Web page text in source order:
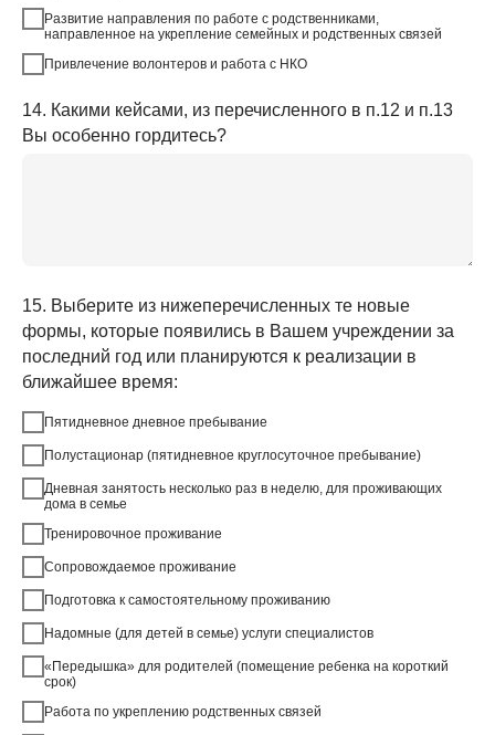
Развитие направления по работе с родственниками,
направленное на укрепление семейных и родственных связей
Привлечение волонтеров и работа с НКО
14. Какими кейсами, из перечисленного в п.12 и п.13
Вы особенно гордитесь?
15. Выберите из нижеперечисленных те новые
формы, которые появились в Вашем учреждении за
последний год или планируются к реализации в
ближайшее время:
Пятидневное дневное пребывание
Полустационар (пятидневное круглосуточное пребывание)
Дневная занятость несколько раз в неделю, для проживающих
дома в семье
Тренировочное проживание
Сопровождаемое проживание
Подготовка к самостоятельному проживанию
Надомные (для детей в семье) услуги специалистов
«Передышка» для родителей (помещение ребенка на короткий
срок)
Работа по укреплению родственных связей